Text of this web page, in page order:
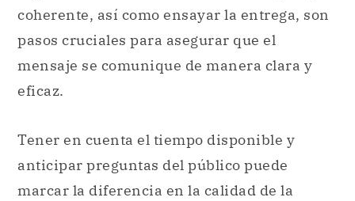
coherente, así como ensayar la entrega, son
pasos cruciales para asegurar que el
mensaje se comunique de manera clara y
eficaz.
Tener en cuenta el tiempo disponible y
anticipar preguntas del público puede
marcar la diferencia en la calidad de la